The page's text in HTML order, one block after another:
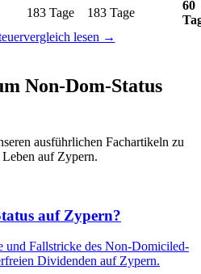
183 Tage 183 Tage
60
lesen →
Non-Dom-Status
ausführlichen Fachartikeln zu
auf Zypern.
auf Zypern?
und Fallstricke des Non-Domiciled-
Dividenden auf Zypern.